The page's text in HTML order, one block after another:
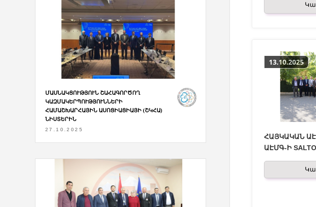
13.10.2025
ՀԱՅԿԱԿԱՆ
ԱԷՄԳ-Ի
ՄԱՍՆԱԿՑՈՒԹՅՈՒՆ ՇԱՀԱԳՈՐԾՈՂ
ԿԱԶՄԱԿԵՐՊՈՒԹՅՈՒՆՆԵՐԻ
ՀԱՄԱՇԽԱՐՀԱՅԻՆ ԱՍՈՑԻԱՑԻԱՅԻ (ՇԿՀԱ)
ՆԻՍՏԵՐԻՆ
27.10.2025